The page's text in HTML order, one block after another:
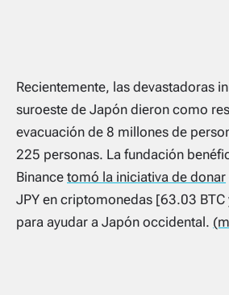
Recientemente, las devastadoras
suroeste de Japón dieron como
evacuación de 8 millones de
225 personas. La fundación
Binance tomó la iniciativa de donar
JPY en criptomonedas [63.03
para ayudar a Japón occidental.